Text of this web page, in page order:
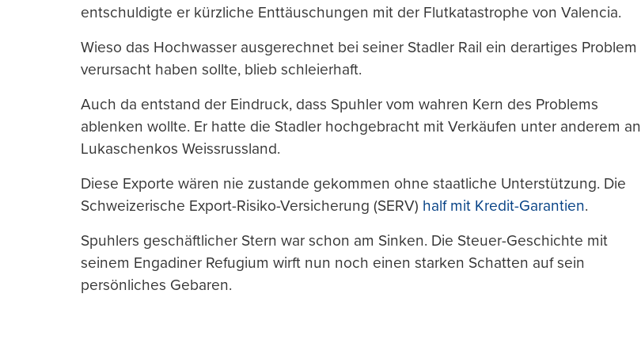
entschuldigte er kürzliche Enttäuschungen mit der Flutkatastrophe von Valencia.
Wieso das Hochwasser ausgerechnet bei seiner Stadler Rail ein derartiges Problem
verursacht haben sollte, blieb schleierhaft.
Auch da entstand der Eindruck, dass Spuhler vom wahren Kern des Problems
ablenken wollte. Er hatte die Stadler hochgebracht mit Verkäufen unter anderem an
Lukaschenkos Weissrussland.
Diese Exporte wären nie zustande gekommen ohne staatliche Unterstützung. Die
Schweizerische Export-Risiko-Versicherung (SERV) half mit Kredit-Garantien.
Spuhlers geschäftlicher Stern war schon am Sinken. Die Steuer-Geschichte mit
seinem Engadiner Refugium wirft nun noch einen starken Schatten auf sein
persönliches Gebaren.